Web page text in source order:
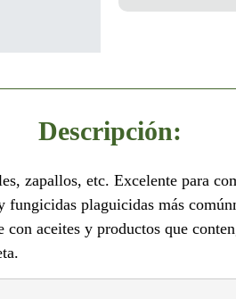
Descripción:
zapallos, etc. Excelente para
plaguicidas más
aceites y productos que